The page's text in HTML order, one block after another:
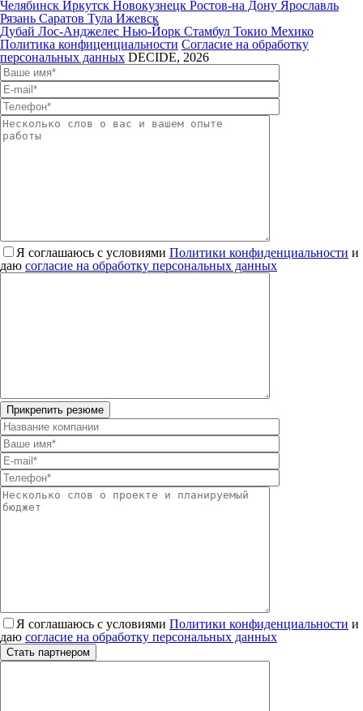
Челябинск Иркутск Новокузнецк Ростов-на Дону Ярославль
Рязань Саратов Тула Ижевск
Дубай Лос-Анджелес Нью-Йорк Стамбул Токио Мехико
Политика конфиценциальности Согласие на обработку
персональных данных DECIDE, 2026
Я соглашаюсь с условиями Политики конфиденциальности и
даю согласие на обработку персональных данных
Я соглашаюсь с условиями Политики конфиденциальности и
даю согласие на обработку персональных данных